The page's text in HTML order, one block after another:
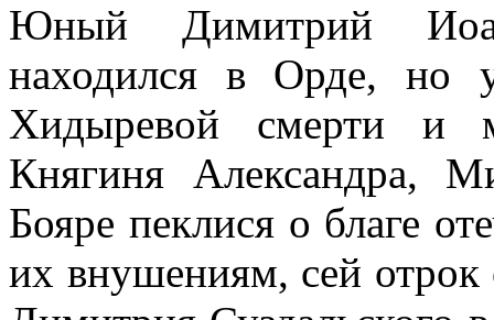
Юный Димитрий
находился в Орде, но
Хидыревой смерти и
Княгиня Александра,
Бояре пеклися о благе
их внушениям, сей отрок